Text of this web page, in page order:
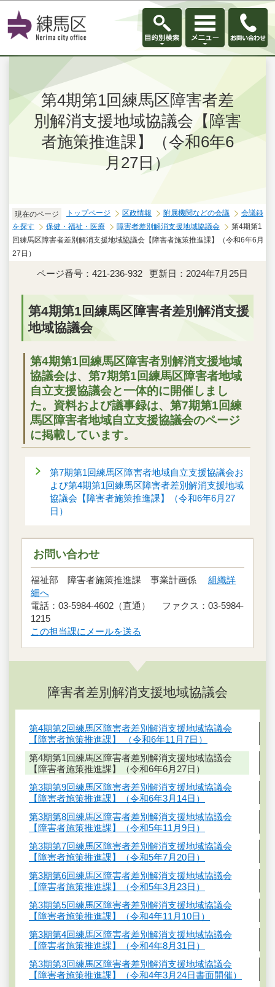
このページの本文へ移動
第4期第1回練馬区障害者差
別解消支援地域協議会【障害
者施策推進課】（令和6年6
月27日）
現在のページ トップページ 区政情報 附属機関などの会議
会議録
を探す
保健・福祉・医療 障害者差別解消支援地域協議会
第4期第1
回練馬区障害者差別解消支援地域協議会【障害者施策推進課】（令和6年6月
27日）
ページ番号：421-236-932 更新日：2024年7月25日
第4期第1回練馬区障害者差別解消支援
地域協議会
第4期第1回練馬区障害者別解消支援地域
協議会は、第7期第1回練馬区障害者地域
自立支援協議会と一体的に開催しまし
た。資料および議事録は、第7期第1回練
馬区障害者地域自立支援協議会のページ
に掲載しています。
第7期第1回練馬区障害者地域自立支援協議会お
よび第4期第1回練馬区障害者差別解消支援地域
協議会【障害者施策推進課】（令和6年6月27
日）
お問い合わせ
福祉部 障害者施策推進課 事業計画係 組織詳
細へ
電話：03-5984-4602（直通） ファクス：03-5984-
1215
この担当課にメールを送る
障害者差別解消支援地域協議会
第4期第2回練馬区障害者差別解消支援地域協議会
【障害者施策推進課】 （令和6年11月7日）
第4期第1回練馬区障害者差別解消支援地域協議会
【障害者施策推進課】（令和6年6月27日）
第3期第9回練馬区障害者差別解消支援地域協議会
【障害者施策推進課】（令和6年3月14日）
第3期第8回練馬区障害者差別解消支援地域協議会
【障害者施策推進課】（令和5年11月9日）
第3期第7回練馬区障害者差別解消支援地域協議会
【障害者施策推進課】（令和5年7月20日）
第3期第6回練馬区障害者差別解消支援地域協議会
【障害者施策推進課】（令和5年3月23日）
第3期第5回練馬区障害者差別解消支援地域協議会
【障害者施策推進課】（令和4年11月10日）
第3期第4回練馬区障害者差別解消支援地域協議会
【障害者施策推進課】（令和4年8月31日）
第3期第3回練馬区障害者差別解消支援地域協議会
【障害者施策推進課】（令和4年3月24日書面開催）